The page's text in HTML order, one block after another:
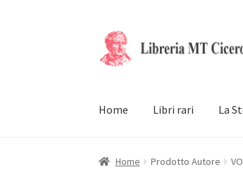
Vai
alla
Vai
al
Home Libri rari La
Home Prodotto Autore